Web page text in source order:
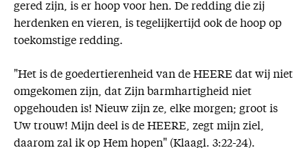
gered zijn, is er hoop voor hen. De redding die zij
herdenken en vieren, is tegelijkertijd ook de hoop op
toekomstige redding.
"Het is de goedertierenheid van de HEERE dat wij niet
omgekomen zijn, dat Zijn barmhartigheid niet
opgehouden is! Nieuw zijn ze, elke morgen; groot is
Uw trouw! Mijn deel is de HEERE, zegt mijn ziel,
daarom zal ik op Hem hopen" (Klaagl. 3:22-24).